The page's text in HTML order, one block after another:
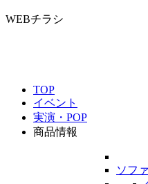
WEBチラシ
TOP
イベント
実演・POP
商品情報
ソファ